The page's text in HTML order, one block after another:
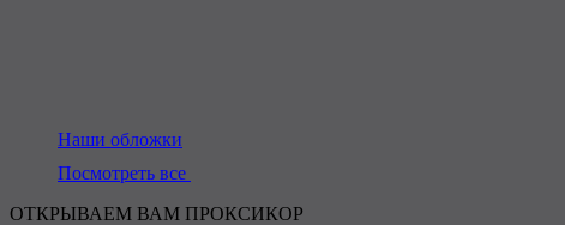
Наши обложки
Посмотреть все
ОТКРЫВАЕМ ВАМ ПРОКСИКОР